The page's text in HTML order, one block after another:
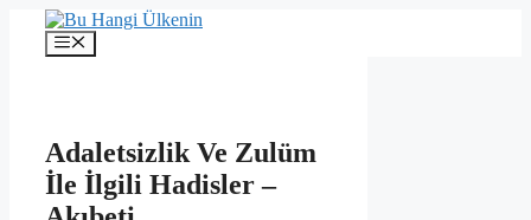
İçeriğe
Menü
Adaletsizlik Ve Zulüm
İle İlgili Hadisler –